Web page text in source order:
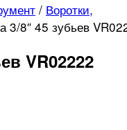
/ Воротки,
3/8″ 45 зубьев
VR02222